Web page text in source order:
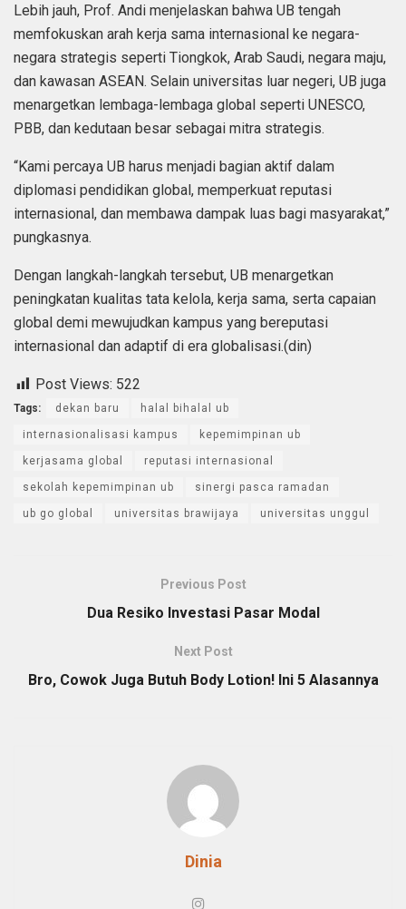
Lebih jauh, Prof. Andi menjelaskan bahwa UB tengah
memfokuskan arah kerja sama internasional ke negara-
negara strategis seperti Tiongkok, Arab Saudi, negara maju,
dan kawasan ASEAN. Selain universitas luar negeri, UB juga
menargetkan lembaga-lembaga global seperti UNESCO,
PBB, dan kedutaan besar sebagai mitra strategis.
“Kami percaya UB harus menjadi bagian aktif dalam
diplomasi pendidikan global, memperkuat reputasi
internasional, dan membawa dampak luas bagi masyarakat,”
pungkasnya.
Dengan langkah-langkah tersebut, UB menargetkan
peningkatan kualitas tata kelola, kerja sama, serta capaian
global demi mewujudkan kampus yang bereputasi
internasional dan adaptif di era globalisasi.(din)
Post Views: 522
Tags: dekan baru halal bihalal ub
internasionalisasi kampus kepemimpinan ub
kerjasama global reputasi internasional
sekolah kepemimpinan ub sinergi pasca ramadan
ub go global universitas brawijaya universitas unggul
Previous Post
Dua Resiko Investasi Pasar Modal
Next Post
Bro, Cowok Juga Butuh Body Lotion! Ini 5 Alasannya
Dinia